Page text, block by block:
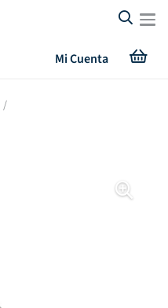
Mi Cuenta
/